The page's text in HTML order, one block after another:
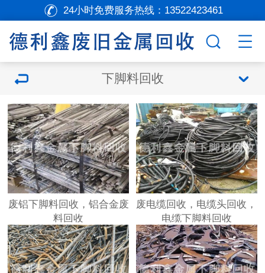
24小时免费服务热线： 13522423461
下脚料回收
废铝下脚料回收，铝合金废
料回收
废电缆回收，电缆头回收，
电缆下脚料回收